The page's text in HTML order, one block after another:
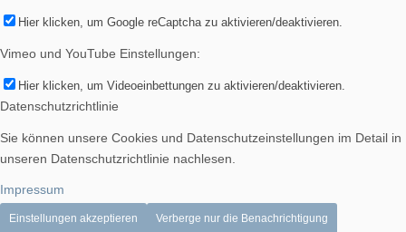
Hier klicken, um Google reCaptcha zu aktivieren/deaktivieren.
Vimeo und YouTube Einstellungen:
Hier klicken, um Videoeinbettungen zu aktivieren/deaktivieren.
Datenschutzrichtlinie
Sie können unsere Cookies und Datenschutzeinstellungen im Detail in
unseren Datenschutzrichtlinie nachlesen.
Impressum
Einstellungen akzeptieren Verberge nur die Benachrichtigung